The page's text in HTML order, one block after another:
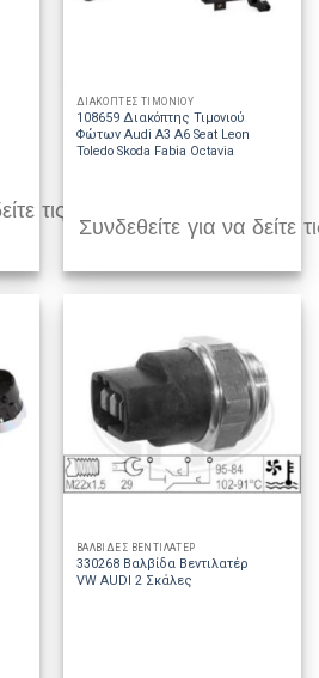
τις τιμές
ΔΙΑΚΟΠΤΕΣ ΤΙΜΟΝΙΟΥ
108659 Διακόπτης Τιμονιού
Φώτων Audi A3 A6 Seat Leon
Toledo Skoda Fabia Octavia
Συνδεθείτε για να δείτε
ΒΑΛΒΙΔΕΣ ΒΕΝΤΙΛΑΤΕΡ
330268 Βαλβίδα Βεντιλατέρ
VW AUDI 2 Σκάλες